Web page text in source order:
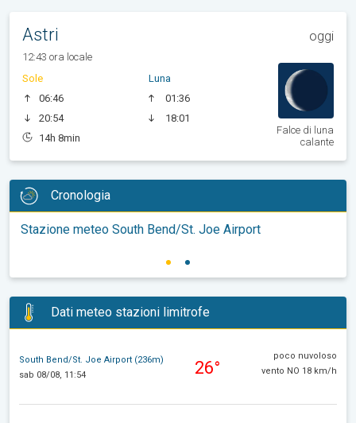
Astri oggi
12:43 ora locale
Sole
06:46
20:54
14h 8min
Luna
01:36
18:01
Falce di luna
calante
Cronologia
Stazione meteo South Bend/St. Joe Airport
Dati meteo stazioni limitrofe
South Bend/St. Joe Airport (236m)
sab 08/08, 11:54
26°
poco nuvoloso
vento NO 18 km/h